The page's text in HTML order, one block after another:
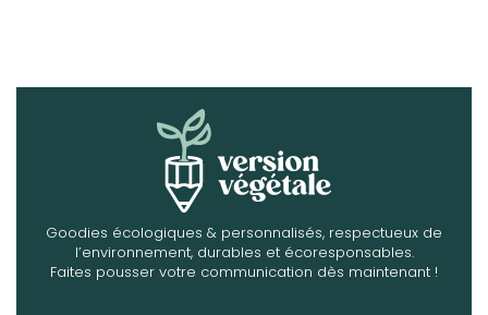
Goodies écologiques & personnalisés, respectueux de
l’environnement, durables et écoresponsables.
Faites pousser votre communication dès maintenant !